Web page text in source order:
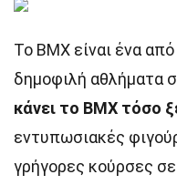
Το BMX είναι ένα
δημοφιλή αθλήματα
κάνει το BMX τόσο
εντυπωσιακές
γρήγορες κούρσες